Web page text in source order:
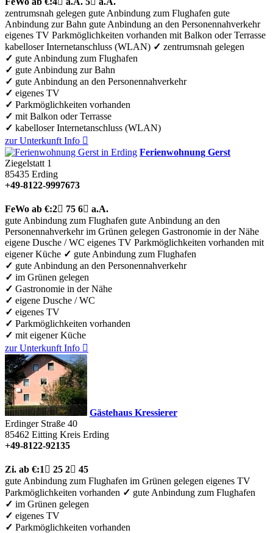
zentrumsnah gelegen gute Anbindung zum Flughafen gute
Anbindung zur Bahn gute Anbindung an den Personennahverkehr
eigenes TV Parkmöglichkeiten vorhanden mit Balkon oder Terrasse
kabelloser Internetanschluss (WLAN) ✓ zentrumsnah gelegen
✓ gute Anbindung zum Flughafen
✓ gute Anbindung zur Bahn
✓ gute Anbindung an den Personennahverkehr
✓ eigenes TV
✓ Parkmöglichkeiten vorhanden
✓ mit Balkon oder Terrasse
✓ kabelloser Internetanschluss (WLAN)
zur Unterkunft Info 
Ferienwohnung Gerst
Ziegelstatt 1
85435 Erding
+49-8122-9997673
FeWo ab €:2 75 6 a.A.
gute Anbindung zum Flughafen gute Anbindung an den
Personennahverkehr im Grünen gelegen Gastronomie in der Nähe
eigene Dusche / WC eigenes TV Parkmöglichkeiten vorhanden mit
eigener Küche ✓ gute Anbindung zum Flughafen
✓ gute Anbindung an den Personennahverkehr
✓ im Grünen gelegen
✓ Gastronomie in der Nähe
✓ eigene Dusche / WC
✓ eigenes TV
✓ Parkmöglichkeiten vorhanden
✓ mit eigener Küche
zur Unterkunft Info 
Gästehaus Kressierer
Erdinger Straße 40
85462 Eitting Kreis Erding
+49-8122-92135
Zi. ab €:1  25 2 45
gute Anbindung zum Flughafen im Grünen gelegen eigenes TV
Parkmöglichkeiten vorhanden ✓ gute Anbindung zum Flughafen
✓ im Grünen gelegen
✓ eigenes TV
✓ Parkmöglichkeiten vorhanden